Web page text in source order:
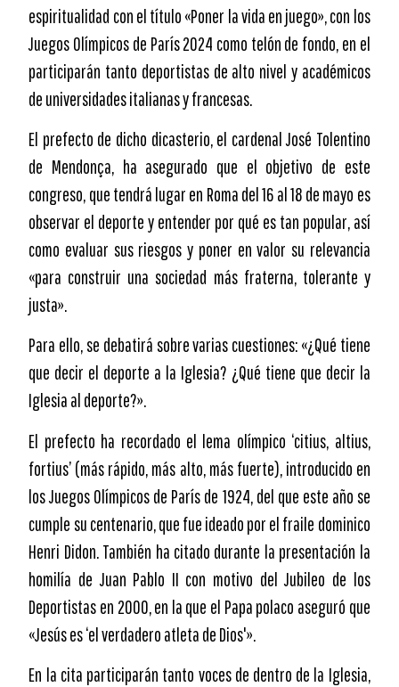
espiritualidad con el título «Poner la vida en juego», con los
Juegos Olímpicos de París 2024 como telón de fondo, en el
participarán tanto deportistas de alto nivel y académicos
de universidades italianas y francesas.
El prefecto de dicho dicasterio, el cardenal José Tolentino
de Mendonça, ha asegurado que el objetivo de este
congreso, que tendrá lugar en Roma del 16 al 18 de mayo es
observar el deporte y entender por qué es tan popular, así
como evaluar sus riesgos y poner en valor su relevancia
«para construir una sociedad más fraterna, tolerante y
justa».
Para ello, se debatirá sobre varias cuestiones: «¿Qué tiene
que decir el deporte a la Iglesia? ¿Qué tiene que decir la
Iglesia al deporte?».
El prefecto ha recordado el lema olímpico ‘citius, altius,
fortius’ (más rápido, más alto, más fuerte), introducido en
los Juegos Olímpicos de París de 1924, del que este año se
cumple su centenario, que fue ideado por el fraile dominico
Henri Didon. También ha citado durante la presentación la
homilía de Juan Pablo II con motivo del Jubileo de los
Deportistas en 2000, en la que el Papa polaco aseguró que
«Jesús es ‘el verdadero atleta de Dios'».
En la cita participarán tanto voces de dentro de la Iglesia,